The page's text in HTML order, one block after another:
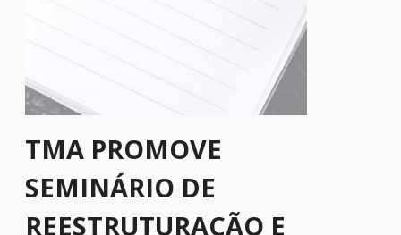
TMA PROMOVE
SEMINÁRIO DE
REESTRUTURAÇÃO E